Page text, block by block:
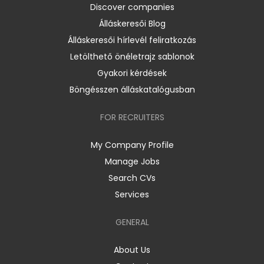
Discover companies
Álláskeresői Blog
Álláskeresői hírlevél feliratkozás
Letölthető önéletrajz sablonok
Gyakori kérdések
Böngésszen álláskatalógusban
FOR RECRUITERS
My Company Profile
Manage Jobs
Search CVs
Services
GENERAL
About Us